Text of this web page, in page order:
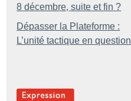
8 décembre, suite et fin ?
Dépasser la Plateforme :
L’unité tactique en question